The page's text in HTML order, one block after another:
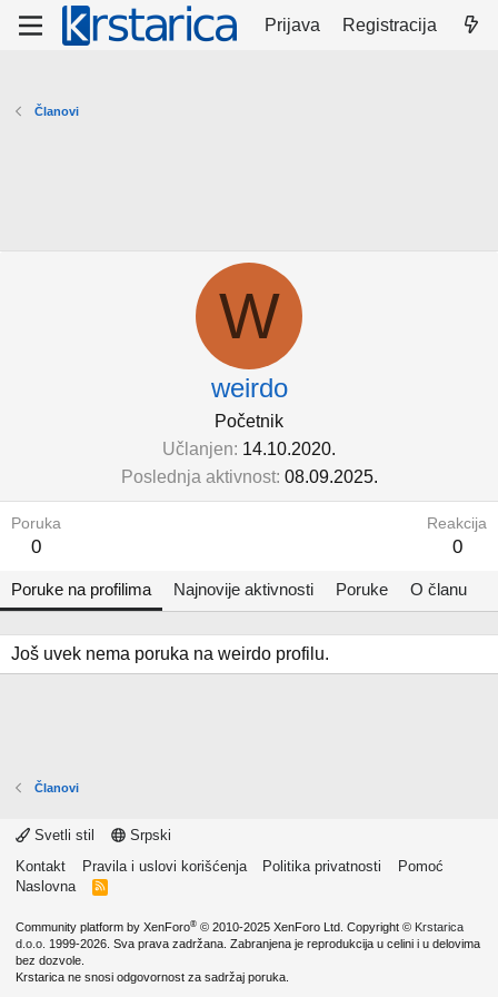
Prijava Registracija
Članovi
W
weirdo
Početnik
Učlanjen 14.10.2020.
Poslednja aktivnost 08.09.2025.
Poruka
0
Reakcija
0
Poruke na profilima Najnovije aktivnosti Poruke O članu
Još uvek nema poruka na weirdo profilu.
Članovi
Svetli stil
Srpski
Kontakt
Pravila i uslovi korišćenja Politika privatnosti
Pomoć
Naslovna
R
Community platform by XenForo® © 2010-2025 XenForo Ltd. Copyright © Krstarica
d.o.o. 1999-2026. Sva prava zadržana. Zabranjena je reprodukcija u celini i u delovima
bez dozvole.
Krstarica ne snosi odgovornost za sadržaj poruka.